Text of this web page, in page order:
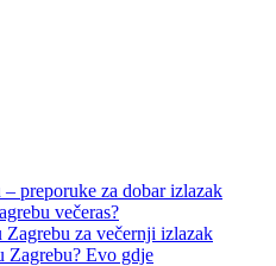
preporuke za dobar izlazak
večeras?
za večernji izlazak
Zagrebu? Evo gdje